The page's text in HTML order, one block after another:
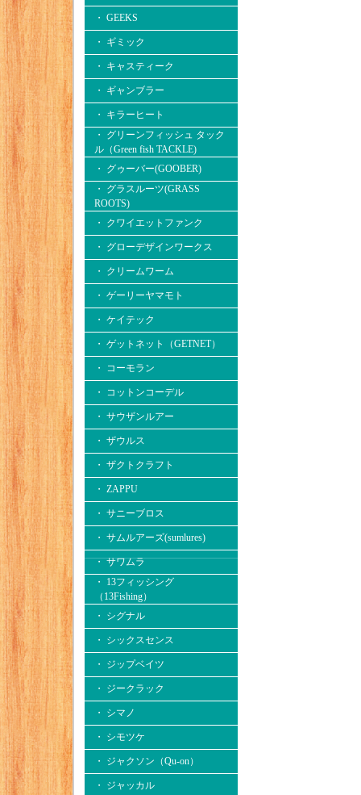
・ GEEKS
・ ギミック
・ キャスティーク
・ ギャンブラー
・ キラーヒート
・ グリーンフィッシュ タック
ル（Green fish TACKLE)
・ グゥーバー(GOOBER)
・ グラスルーツ(GRASS
ROOTS)
・ クワイエットファンク
・ グローデザインワークス
・ クリームワーム
・ ゲーリーヤマモト
・ ケイテック
・ ゲットネット（GETNET）
・ コーモラン
・ コットンコーデル
・ サウザンルアー
・ ザウルス
・ ザクトクラフト
・ ZAPPU
・ サニーブロス
・ サムルアーズ(sumlures)
・ サワムラ
・ 13フィッシング
（13Fishing）
・ シグナル
・ シックスセンス
・ ジップベイツ
・ ジークラック
・ シマノ
・ シモツケ
・ ジャクソン（Qu-on）
・ ジャッカル